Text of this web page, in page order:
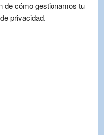
de cómo gestionamos tu
privacidad.